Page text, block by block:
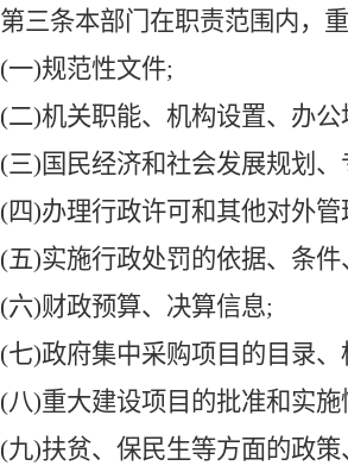
第三条本部门在职责范围内，
(一)规范性文件;
(二)机关职能、机构设置、办
(三)国民经济和社会发展规划
(四)办理行政许可和其他对外
(五)实施行政处罚的依据、条
(六)财政预算、决算信息;
(七)政府集中采购项目的目录
(八)重大建设项目的批准和实施
(九)扶贫、保民生等方面的政